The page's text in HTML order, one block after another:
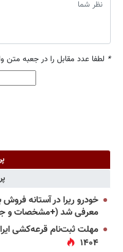
* لطفا عدد مقابل را در جعبه متن
خودرو ریرا در آستانه
معرفی شد (+مشخصات و
مهلت ثبت‌نام قرعه‌کشی
۱۴۰۴